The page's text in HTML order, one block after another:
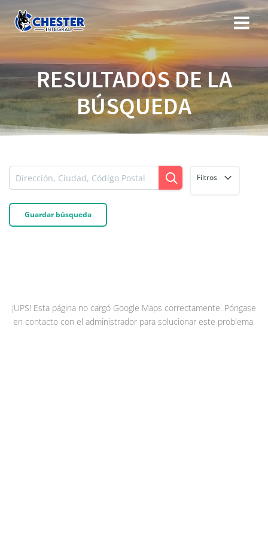
al
contenido
RESULTADOS DE LA
BÚSQUEDA
Filtros
Guardar búsqueda
¡UPS! Esta página no cargó Google Maps correctamente. Póngase
en contacto con el administrador para solucionar este problema.